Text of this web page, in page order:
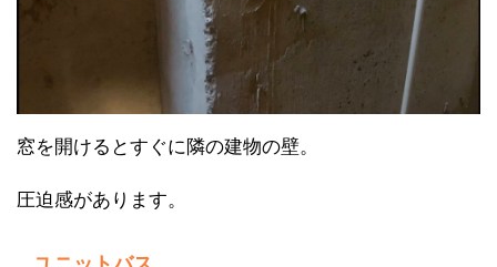
窓を開けるとすぐに隣の建物の壁。
圧迫感があります。